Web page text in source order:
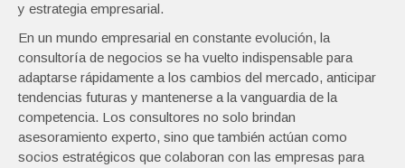
y estrategia empresarial.
En un mundo empresarial en constante evolución, la
consultoría de negocios se ha vuelto indispensable para
adaptarse rápidamente a los cambios del mercado, anticipar
tendencias futuras y mantenerse a la vanguardia de la
competencia. Los consultores no solo brindan
asesoramiento experto, sino que también actúan como
socios estratégicos que colaboran con las empresas para